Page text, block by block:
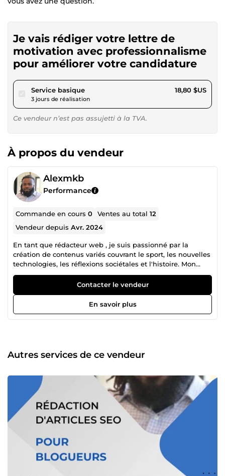
Je vais rédiger votre lettre de
motivation avec professionnalisme
pour améliorer votre candidature
Service basiquepour 17,32 $US
3 jours de réalisation
18,80 $US
Ce vendeur n’est pas assujetti à la TVA.
À propos du vendeur
Alexmkb
Performance
Commande en cours0 Ventes au total12
Vendeur depuisAvr. 2024
En tant que rédacteur web , je suis passionné par la
création de contenus variés couvrant le sport, les nouvelles
technologies, les réflexions sociétales et l'histoire. Mon
approche consiste à transformer des idées complexes en
textes accessibles et engageants, adaptés à divers
besoins. Mes domaines d'expertise incluent : 🏋️‍♂️ Sport:
Rédaction d'articles pour coachs sportifs visant à vulgariser
leurs connaissances et à engager leur audience. 💻
tendances et problématiques sociales actuelles. 📚 Histoire
: Rédaction d'articles approfondis et bien documentés sur
la synthèse de travaux académiques pour les étudiants,
offrant des résumés clairs et structurés. Pour en savoir plus
sur mes projets et découvrir mon parcours, visitez mon
profil LinkedIn.
Contacter le vendeur
En savoir plus
Autres services de ce vendeur